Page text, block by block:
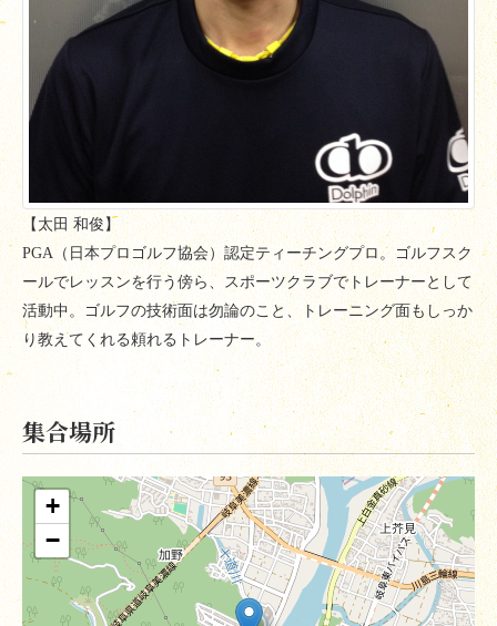
【太田 和俊】
PGA（日本プロゴルフ協会）認定ティーチングプロ。ゴルフスク
ールでレッスンを行う傍ら、スポーツクラブでトレーナーとして
活動中。ゴルフの技術面は勿論のこと、トレーニング面もしっか
り教えてくれる頼れるトレーナー。
集合場所
+
−